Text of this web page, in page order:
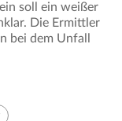
soll ein weißer
Die Ermittler
bei dem Unfall